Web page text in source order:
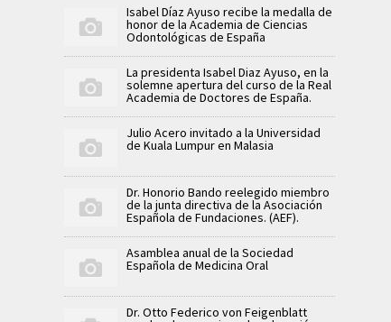
Isabel Díaz Ayuso recibe la medalla de
honor de la Academia de Ciencias
Odontológicas de España
La presidenta Isabel Diaz Ayuso, en la
solemne apertura del curso de la Real
Academia de Doctores de España.
Julio Acero invitado a la Universidad
de Kuala Lumpur en Malasia
Dr. Honorio Bando reelegido miembro
de la junta directiva de la Asociación
Española de Fundaciones. (AEF).
Asamblea anual de la Sociedad
Española de Medicina Oral
Dr. Otto Federico von Feigenblatt